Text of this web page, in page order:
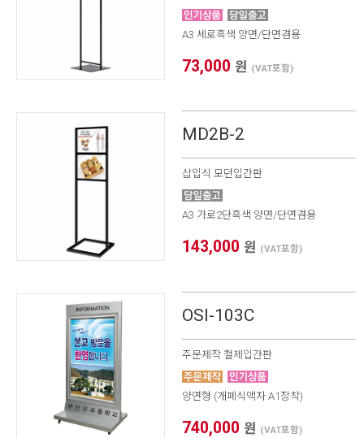
* 프레임 외곽 사이즈를 기입하면 [이미지 및 보이는 화면 사이
즈] 자동으로 계산됩니다.
A3 세로흑색 양면/단면겸용
73,000 원 (VAT포함)
MD2B-2
삽입식 모던입간판
A3 가로2단흑색 양면/단면겸용
143,000 원 (VAT포함)
OSI-103C
주문제작 철제입간판
양면형 (개폐식액자 A1장착)
740,000 원 (VAT포함)